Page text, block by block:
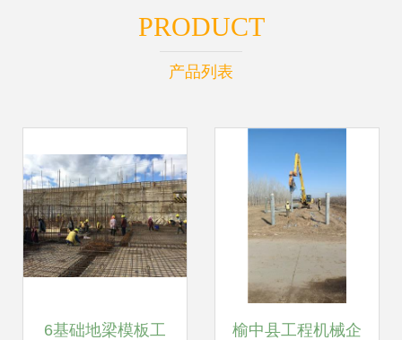
PRODUCT
产品列表
6基础地梁模板工 榆中县工程机械企